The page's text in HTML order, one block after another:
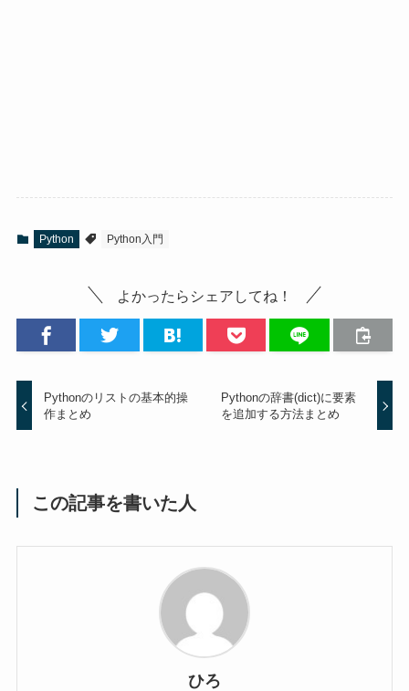
Python Python入門
よかったらシェアしてね！
Pythonのリストの基本的操
作まとめ
Pythonの辞書(dict)に要素
を追加する方法まとめ
この記事を書いた人
ひろ